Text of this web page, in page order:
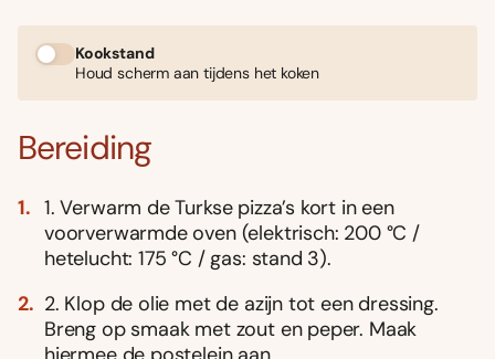
Kookstand
Houd scherm aan tijdens het koken
Bereiding
1. Verwarm de Turkse pizza’s kort in een
voorverwarmde oven (elektrisch: 200 °C /
hetelucht: 175 °C / gas: stand 3).
2. Klop de olie met de azijn tot een dressing.
Breng op smaak met zout en peper. Maak